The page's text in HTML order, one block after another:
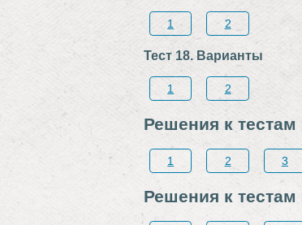
1 2
Тест 18. Варианты
1 2
Решения к
1 2 3
Решения к